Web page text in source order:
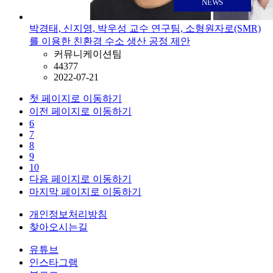
NEWS
박경태, 신지영, 박우성 교수 연구팀, 소형원자로(SMR)
를 이용한 친환경 수소 생산 공정 제안
커뮤니케이션팀
44377
2022-07-21
첫 페이지로 이동하기
이전 페이지로 이동하기
6
7
8
9
10
다음 페이지로 이동하기
마지막 페이지로 이동하기
개인정보처리방침
찾아오시는길
유튜브
인스타그램